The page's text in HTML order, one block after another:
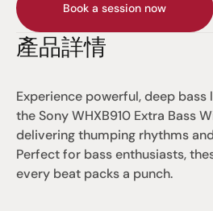
Book a session now
產品詳情
Experience powerful, deep
the Sony WHXB910 Extra Bass
delivering thumping rhythms
Perfect for bass enthusiasts,
every beat packs a punch.